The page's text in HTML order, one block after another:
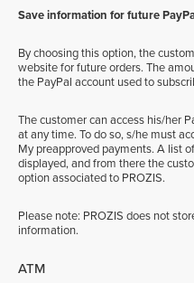
Save information for future
By choosing this option, the
website for future orders. The
the PayPal account used to
The customer can access his/her
at any time. To do so, s/he must
My preapproved payments. A list
displayed, and from there the
option associated to PROZIS.
Please note: PROZIS does not
information.
ATM